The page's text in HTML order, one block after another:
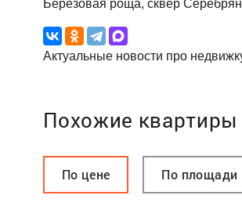
Берёзовая роща, сквер
Актуальные новости про
Похожие квартиры
По цене По площади